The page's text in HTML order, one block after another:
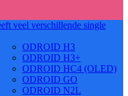
veel verschillende single
ODROID H3
ODROID H3+
ODROID HC4 (OLED)
ODROID GO
ODROID N2L